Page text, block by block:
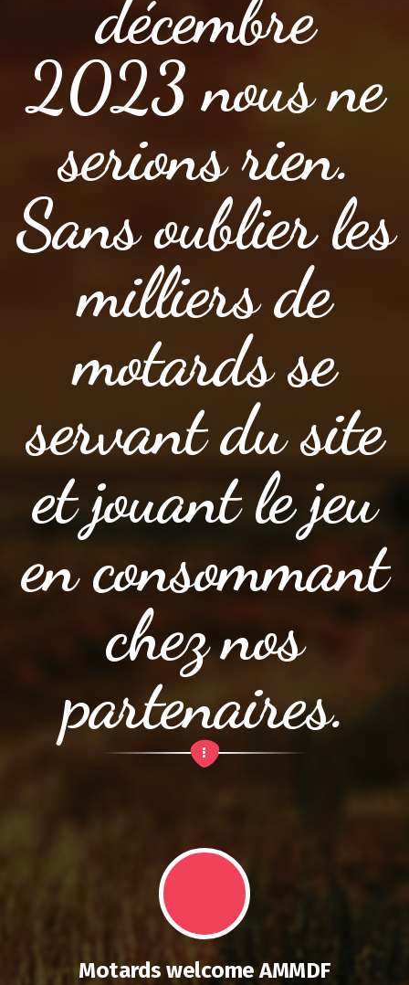
décembre
2023 nous ne
serions rien.
Sans oublier les
milliers de
motards se
servant du site
et jouant le jeu
en consommant
chez nos
partenaires.
Motards welcome AMMDF